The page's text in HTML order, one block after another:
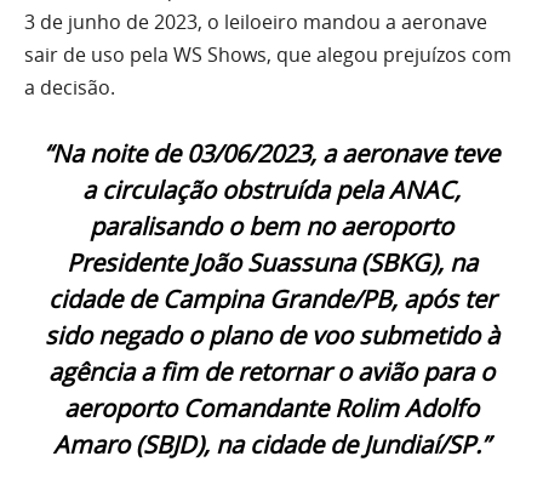
3 de junho de 2023, o leiloeiro mandou a aeronave
sair de uso pela WS Shows, que alegou prejuízos com
a decisão.
“Na noite de 03/06/2023, a aeronave teve
a circulação obstruída pela ANAC,
paralisando o bem no aeroporto
Presidente João Suassuna (SBKG), na
cidade de Campina Grande/PB, após ter
sido negado o plano de voo submetido à
agência a fim de retornar o avião para o
aeroporto Comandante Rolim Adolfo
Amaro (SBJD), na cidade de Jundiaí/SP.”